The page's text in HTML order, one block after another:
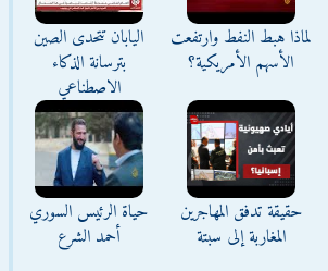
لماذا هبط النفط وارتفعت
الأسهم الأمريكية؟
اليابان تتحدى الصين
بترسانة الذكاء
الاصطناعي
حقيقة تدفق المهاجرين
المغاربة إلى سبتة
حياة الرئيس السوري
أحمد الشرع